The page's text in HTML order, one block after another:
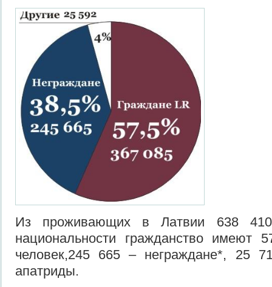
Из проживающих в Латвии 638 410
национальности гражданство имеют
человек,245 665 – неграждане*, 25
апатриды.